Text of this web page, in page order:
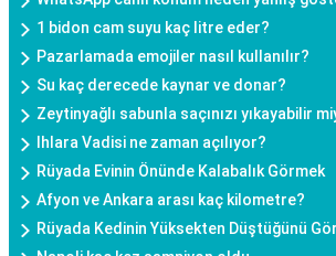
1 bidon cam suyu kaç litre eder?
Pazarlamada emojiler nasıl kullanılır?
Su kaç derecede kaynar ve donar?
Zeytinyağlı sabunla saçınızı yıkayabilir
Ihlara Vadisi ne zaman açılıyor?
Rüyada Evinin Önünde Kalabalık Görmek
Afyon ve Ankara arası kaç kilometre?
Rüyada Kedinin Yüksekten Düştüğünü